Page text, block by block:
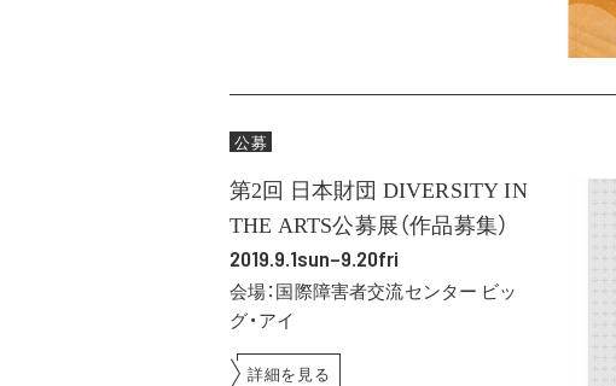
公募
第2回 日本財団 DIVERSITY IN
THE ARTS公募展（作品募集）
2019.9.1sun–9.20fri
会場：国際障害者交流センター ビッ
グ・アイ
詳細を見る